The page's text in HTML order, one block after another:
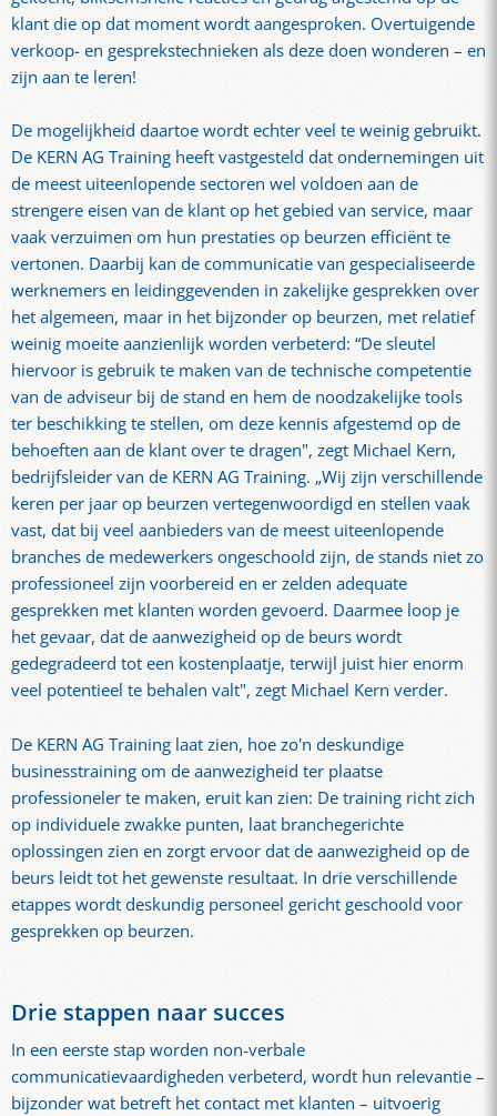
klant die op dat moment wordt aangesproken. Overtuigende
verkoop- en gesprekstechnieken als deze doen wonderen – en
zijn aan te leren!
De mogelijkheid daartoe wordt echter veel te weinig gebruikt.
De KERN AG Training heeft vastgesteld dat ondernemingen uit
de meest uiteenlopende sectoren wel voldoen aan de
strengere eisen van de klant op het gebied van service, maar
vaak verzuimen om hun prestaties op beurzen efficiënt te
vertonen. Daarbij kan de communicatie van gespecialiseerde
werknemers en leidinggevenden in zakelijke gesprekken over
het algemeen, maar in het bijzonder op beurzen, met relatief
weinig moeite aanzienlijk worden verbeterd: “De sleutel
hiervoor is gebruik te maken van de technische competentie
van de adviseur bij de stand en hem de noodzakelijke tools
ter beschikking te stellen, om deze kennis afgestemd op de
behoeften aan de klant over te dragen", zegt Michael Kern,
bedrijfsleider van de KERN AG Training. „Wij zijn verschillende
keren per jaar op beurzen vertegenwoordigd en stellen vaak
vast, dat bij veel aanbieders van de meest uiteenlopende
branches de medewerkers ongeschoold zijn, de stands niet zo
professioneel zijn voorbereid en er zelden adequate
gesprekken met klanten worden gevoerd. Daarmee loop je
het gevaar, dat de aanwezigheid op de beurs wordt
gedegradeerd tot een kostenplaatje, terwijl juist hier enorm
veel potentieel te behalen valt", zegt Michael Kern verder.
De KERN AG Training laat zien, hoe zo'n deskundige
businesstraining om de aanwezigheid ter plaatse
professioneler te maken, eruit kan zien: De training richt zich
op individuele zwakke punten, laat branchegerichte
oplossingen zien en zorgt ervoor dat de aanwezigheid op de
beurs leidt tot het gewenste resultaat. In drie verschillende
etappes wordt deskundig personeel gericht geschoold voor
gesprekken op beurzen.
Drie stappen naar succes
In een eerste stap worden non-verbale
communicatievaardigheden verbeterd, wordt hun relevantie –
bijzonder wat betreft het contact met klanten – uitvoerig